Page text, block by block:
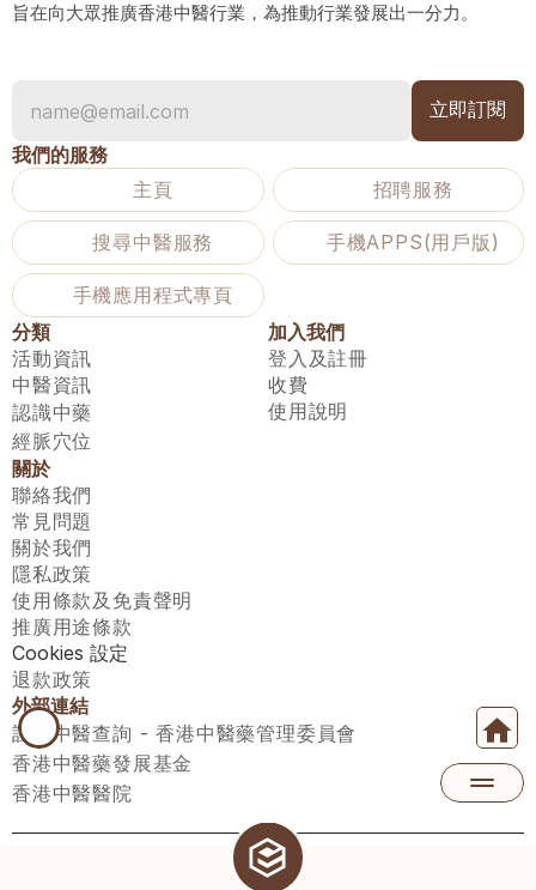
旨在向大眾推廣香港中醫行業，為推動行業發展出一分力。
我們的服務
主頁
招聘服務
搜尋中醫服務 手機APPS(用戶版)
手機應用程式專頁
分類
活動資訊
中醫資訊
認識中藥
經脈穴位
加入我們
登入及註冊
收費
使用說明
關於
聯絡我們
常見問題
關於我們
隱私政策
使用條款及免責聲明
推廣用途條款
Cookies 設定
退款政策
外部連結
註冊中醫查詢 - 香港中醫藥管理委員會
香港中醫藥發展基金
香港中醫醫院
醫師匯有限公司 ECWAY LIMITED Copyright 2026© All rights